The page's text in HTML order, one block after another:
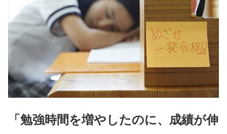
「勉強時間を増やしたのに、成績が伸